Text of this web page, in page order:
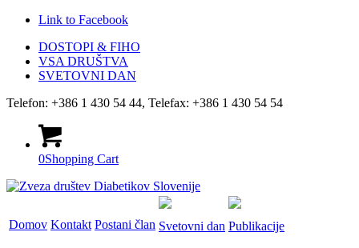
Link to Facebook
DOSTOPI & FIHO
VSA DRUŠTVA
SVETOVNI DAN
Telefon: +386 1 430 54 44, Telefax: +386 1 430 54 54
0Shopping Cart
Domov Kontakt Postani član Svetovni dan Publikacije